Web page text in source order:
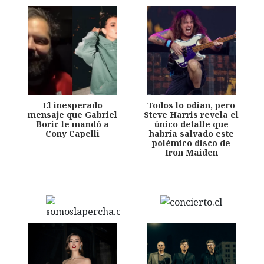
El inesperado
mensaje que Gabriel
Boric le mandó a
Cony Capelli
Todos lo odian, pero
Steve Harris revela el
único detalle que
habría salvado este
polémico disco de
Iron Maiden